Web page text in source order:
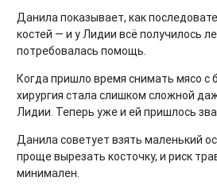
Данила показывает, как
костей — и у Лидии всё получилось
потребовалась помощь.
Когда пришло время снимать мясо с
хирургия стала слишком сложной
Лидии. Теперь уже и ей пришлось
Данила советует взять маленький
проще вырезать косточку, и риск
минимален.